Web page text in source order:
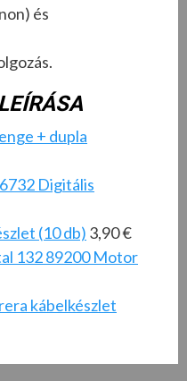
és
+ dupla
Digitális
(10 db) 3,90 €
132 89200 Motor
kábelkészlet